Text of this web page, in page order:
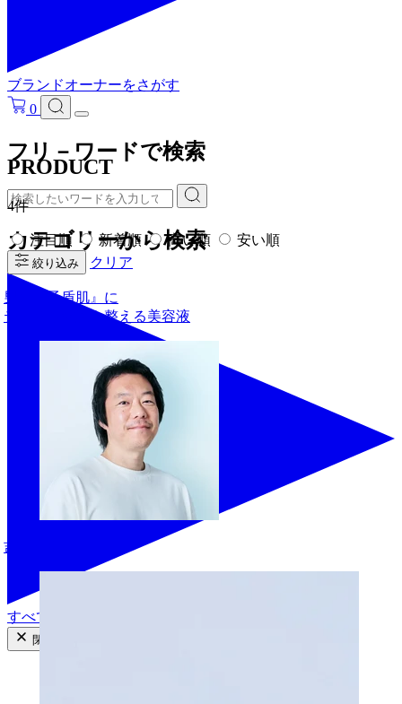
ブランドオーナーをさがす
0
フリ－ワードで検索
カテゴリーから検索
すべての商品を見る
閉じる
PRODUCT
4件
注目順 新着順 高い順 安い順
絞り込み クリア
男の『矛盾肌』に
テカりも乾燥も整える美容液
吉田幸広